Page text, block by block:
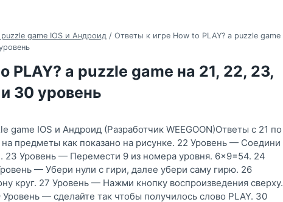
game IOS и Андроид / Ответы к игре How to PLAY? a puzzle game
PLAY? a puzzle game на 21, 22, 23,
30 уровень
game IOS и Андроид (Разработчик WEEGOON)Ответы с 21 по
предметы как показано на рисунке. 22 Уровень — Соедини
23 Уровень — Перемести 9 из номера уровня. 6×9=54. 24
— Убери нули с гири, далее убери саму гирю. 26
круг. 27 Уровень — Нажми кнопку воспроизведения сверху.
— сделайте так чтобы получилось слово PLAY. 30